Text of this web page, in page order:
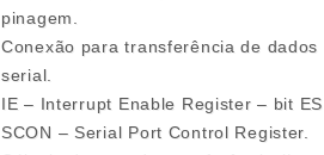
pinagem.
Conexão para transferência de
serial.
IE – Interrupt Enable Register – bit
SCON – Serial Port Control Register.